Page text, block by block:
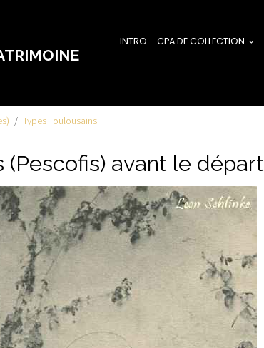
INTRO CPA DE COLLECTION
Types Toulousains
(Pescofis) avant le départ